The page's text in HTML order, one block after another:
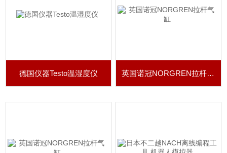
德国仪器Testo温湿度仪 英国诺冠NORGREN拉杆气缸